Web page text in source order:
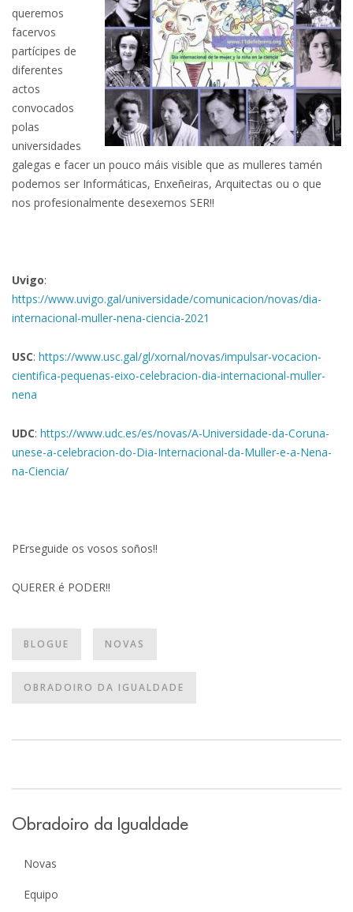
queremos
facervos
partícipes de
diferentes
actos
convocados
polas
universidades
galegas e facer un pouco máis visible que as mulleres tamén
podemos ser Informáticas, Enxeñeiras, Arquitectas ou o que
nos profesionalmente desexemos SER!!
Uvigo:
https://www.uvigo.gal/universidade/comunicacion/novas/dia-
internacional-muller-nena-ciencia-2021
USC: https://www.usc.gal/gl/xornal/novas/impulsar-vocacion-
cientifica-pequenas-eixo-celebracion-dia-internacional-muller-
nena
UDC: https://www.udc.es/es/novas/A-Universidade-da-Coruna-
unese-a-celebracion-do-Dia-Internacional-da-Muller-e-a-Nena-
na-Ciencia/
PErseguide os vosos soños!!
QUERER é PODER!!
BLOGUE NOVAS
OBRADOIRO DA IGUALDADE
Obradoiro da Igualdade
Novas
Equipo